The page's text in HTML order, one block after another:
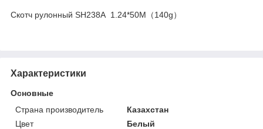
Скотч рулонный SH238A 1.24*50M（140g）
Характеристики
Основные
Страна производитель
Казахстан
Цвет
Белый